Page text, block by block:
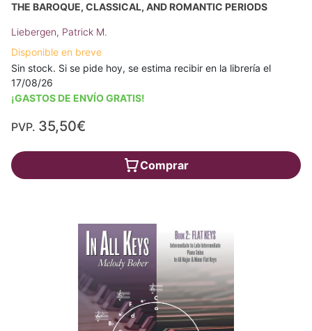
THE BAROQUE, CLASSICAL, AND ROMANTIC PERIODS
Liebergen, Patrick M.
Disponible en breve
Sin stock. Si se pide hoy, se estima recibir en la librería el
17/08/26
¡GASTOS DE ENVÍO GRATIS!
PVP. 35,50€
Comprar